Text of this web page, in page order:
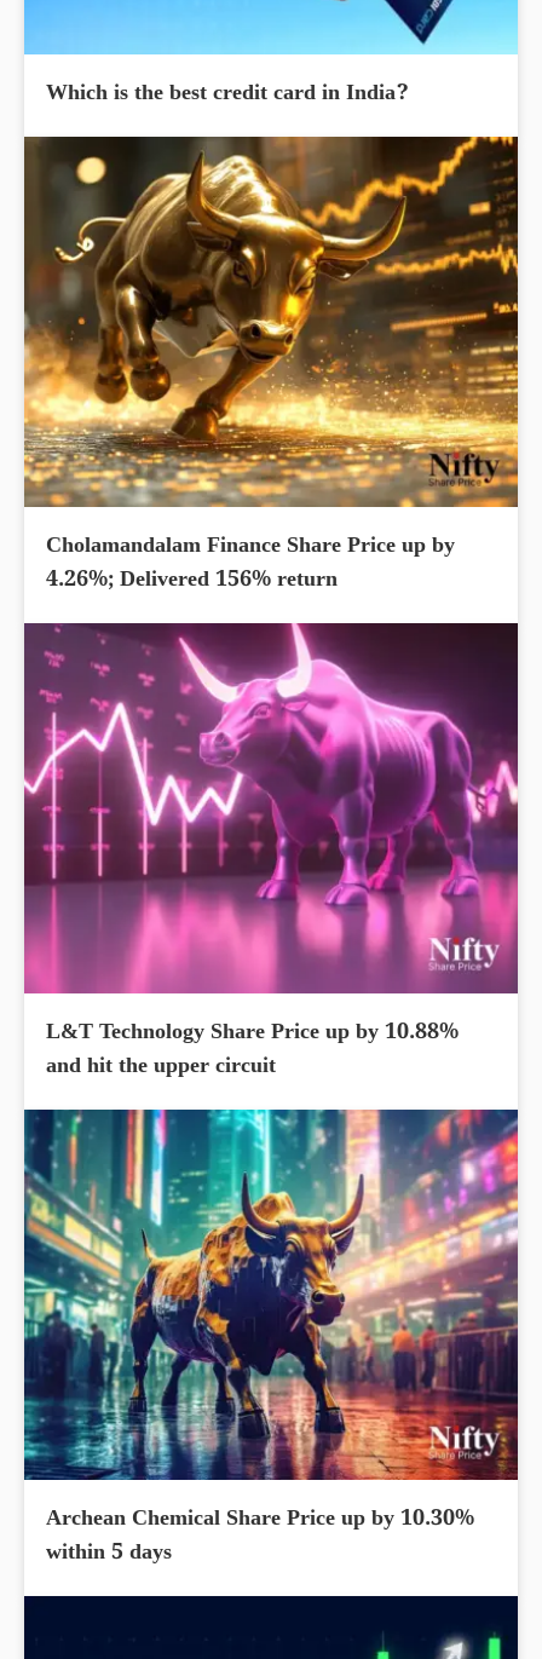
Which is the best credit card in India?
Cholamandalam Finance Share Price up by
4.26%; Delivered 156% return
L&T Technology Share Price up by 10.88%
and hit the upper circuit
Archean Chemical Share Price up by 10.30%
within 5 days